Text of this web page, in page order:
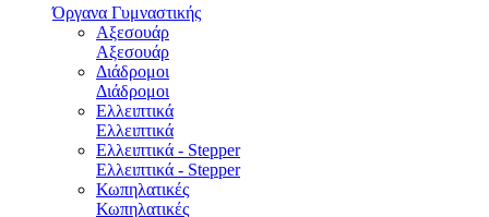
Όργανα Γυμναστικής
Αξεσουάρ
Αξεσουάρ
Διάδρομοι
Διάδρομοι
Ελλειπτικά
Ελλειπτικά
Ελλειπτικά - Stepper
Ελλειπτικά - Stepper
Κωπηλατικές
Κωπηλατικές